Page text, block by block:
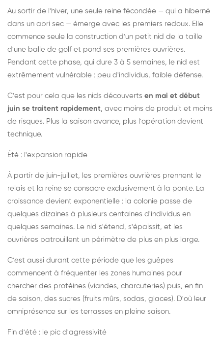
Au sortir de l'hiver, une seule reine fécondée — qui a hiberné
dans un abri sec — émerge avec les premiers redoux. Elle
commence seule la construction d'un petit nid de la taille
d'une balle de golf et pond ses premières ouvrières.
Pendant cette phase, qui dure 3 à 5 semaines, le nid est
extrêmement vulnérable : peu d'individus, faible défense.
C'est pour cela que les nids découverts en mai et début
juin se traitent rapidement, avec moins de produit et moins
de risques. Plus la saison avance, plus l'opération devient
technique.
Été : l'expansion rapide
À partir de juin-juillet, les premières ouvrières prennent le
relais et la reine se consacre exclusivement à la ponte. La
croissance devient exponentielle : la colonie passe de
quelques dizaines à plusieurs centaines d'individus en
quelques semaines. Le nid s'étend, s'épaissit, et les
ouvrières patrouillent un périmètre de plus en plus large.
C'est aussi durant cette période que les guêpes
commencent à fréquenter les zones humaines pour
chercher des protéines (viandes, charcuteries) puis, en fin
de saison, des sucres (fruits mûrs, sodas, glaces). D'où leur
omniprésence sur les terrasses en pleine saison.
Fin d'été : le pic d'agressivité